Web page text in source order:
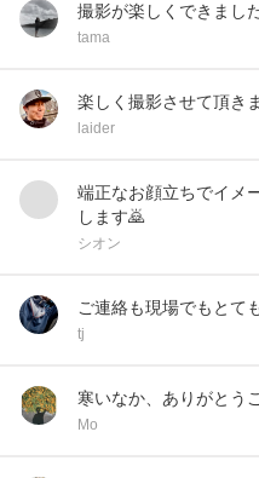
撮影が楽しくできまし
tama
楽しく撮影させて頂き
laider
端正なお顔立ちでイメ
します🙇
シオン
ご連絡も現場でもとて
tj
寒いなか、ありがとう
Mo